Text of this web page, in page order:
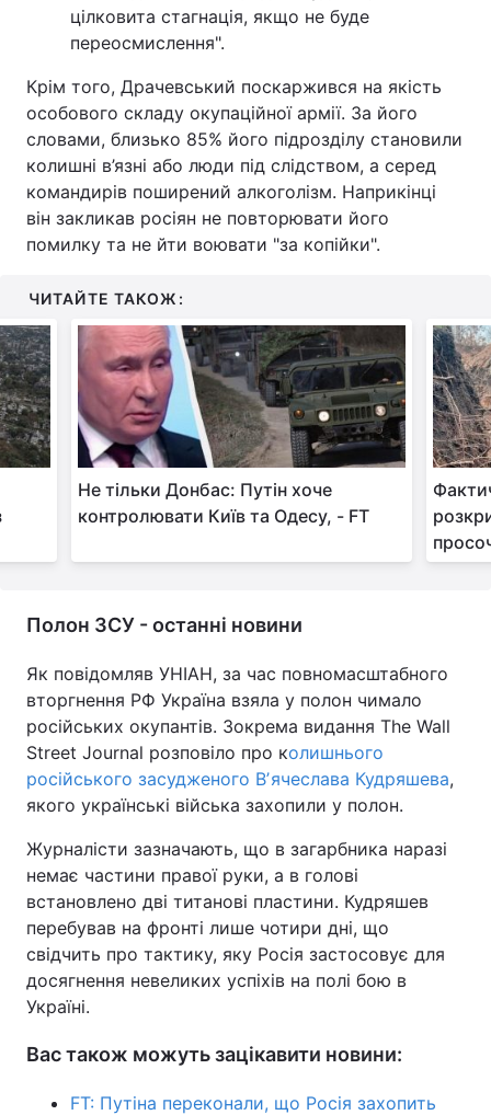
цілковита стагнація, якщо не буде
переосмислення".
Крім того, Драчевський поскаржився на якість
особового складу окупаційної армії. За його
словами, близько 85% його підрозділу становили
колишні в’язні або люди під слідством, а серед
командирів поширений алкоголізм. Наприкінці
він закликав росіян не повторювати його
помилку та не йти воювати "за копійки".
ЧИТАЙТЕ ТАКОЖ:
Не тільки Донбас: Путін хоче
контролювати Київ та Одесу, - FT
Полон ЗСУ - останні новини
Як повідомляв УНІАН, за час повномасштабного
вторгнення РФ Україна взяла у полон чимало
російських окупантів. Зокрема видання The Wall
Street Journal розповіло про колишнього
російського засудженого Вʼячеслава Кудряшева,
якого українські війська захопили у полон.
Журналісти зазначають, що в загарбника наразі
немає частини правої руки, а в голові
встановлено дві титанові пластини. Кудряшев
перебував на фронті лише чотири дні, що
свідчить про тактику, яку Росія застосовує для
досягнення невеликих успіхів на полі бою в
Україні.
Вас також можуть зацікавити новини:
FT: Путіна переконали, що Росія захопить